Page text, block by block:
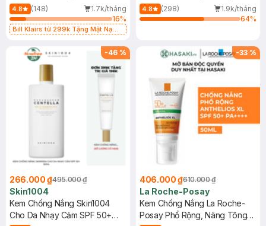
4.8 (148)
1.7k/tháng
16%
Bill Klairs từ 299k Tặng Mặt Nạ
25ml (SL Có Hạn)
400ml
4.8 (298)
1.9k/tháng
64%
-46 %
266.000 ₫495.000 ₫
Skin1004
Kem Chống Nắng Skin1004
Cho Da Nhạy Cảm SPF 50+
-33 %
406.000 ₫610.000 ₫
La Roche-Posay
Kem Chống Nắng La Roche-
Posay Phổ Rộng, Nâng Tông